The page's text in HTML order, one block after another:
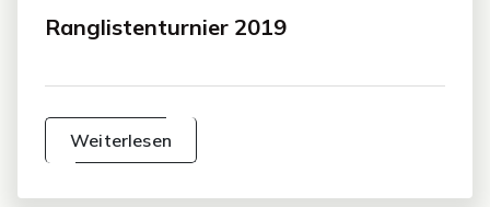
Ranglistenturnier 2019
Weiterlesen